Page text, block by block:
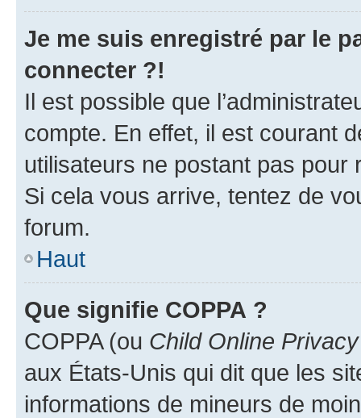
Je me suis enregistré par le
connecter ?!
Il est possible que
compte. En effet, il est courant
utilisateurs ne postant pas pour
Si cela vous arrive, tentez de
forum.
Haut
Que signifie COPPA ?
COPPA (ou Child Online
aux États-Unis qui dit que les
informations de mineurs de